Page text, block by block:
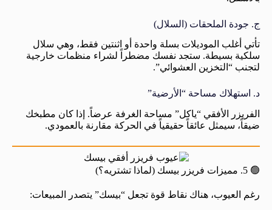
ج. جودة الملحقات (السلال)
تأتي أغلب الموديلات بسلة واحدة أو اثنتين فقط، وهي سلال
سلكية بسيطة. ستجد نفسك مضطراً لشراء منظمات خارجية
لتجنب “التخزين العشوائي”.
د. استهلاك مساحة “الأرضية”
الفريزر الأفقي “ياكل” مساحة الغرفة عرضاً. إذا كان مطبخك
ضيقاً، سيمثل عائقاً حقيقياً في الحركة مقارنة بالعمودي.
🟢 5. مميزات فريزر بيسك (لماذا تشتريه؟)
رغم العيوب، هناك نقاط قوة تجعل “بيسك” يتصدر المبيعات: